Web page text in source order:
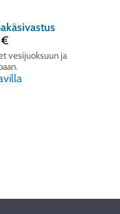
vesijuoksuun ja